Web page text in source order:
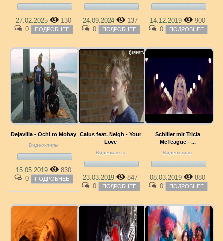
27.02.2025
130
0
ПОДРОБНЕЕ
24.09.2024
137
0
ПОДРОБНЕЕ
14.12.2019
900
0
ПОДРОБНЕЕ
Dejavilla - Ochi to Mobay
Видеоклипы
15.05.2019
830
0
ПОДРОБНЕЕ
Caius feat. Neigh - Your
Love
Видеоклипы
23.03.2019
847
0
ПОДРОБНЕЕ
Schiller mit Tricia
McTeague - ...
Видеоклипы
08.03.2019
880
0
ПОДРОБНЕЕ